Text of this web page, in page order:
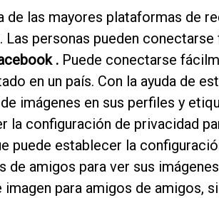
de las mayores plataformas de
Las personas pueden
. Puede conectarse
en un país. Con la ayuda de
imágenes en sus perfiles y
la configuración de privacidad
puede establecer la
de amigos para ver sus
para amigos de amigos,